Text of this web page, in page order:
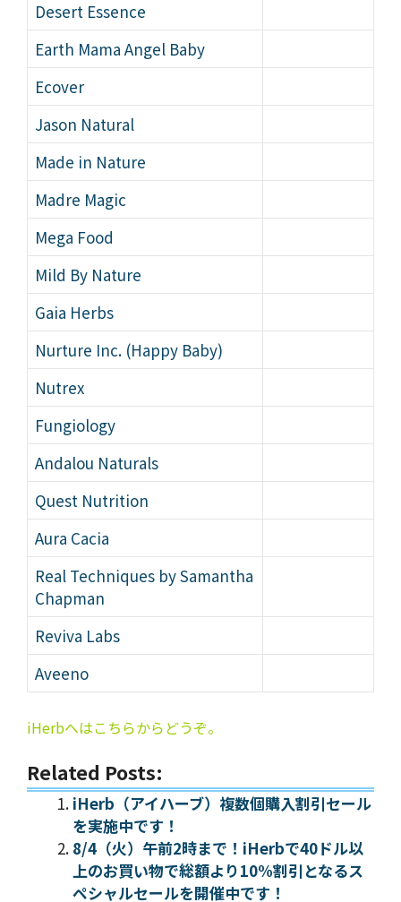
Desert Essence
Earth Mama Angel Baby
Ecover
Jason Natural
Made in Nature
Madre Magic
Mega Food
Mild By Nature
Gaia Herbs
Nurture Inc. (Happy Baby)
Nutrex
Fungiology
Andalou Naturals
Quest Nutrition
Aura Cacia
Real Techniques by Samantha
Chapman
Reviva Labs
Aveeno
iHerbへはこちらからどうぞ。
Related Posts:
iHerb（アイハーブ）複数個購入割引セール
を実施中です！
8/4（火）午前2時まで！iHerbで40ドル以
上のお買い物で総額より10%割引となるス
ペシャルセールを開催中です！